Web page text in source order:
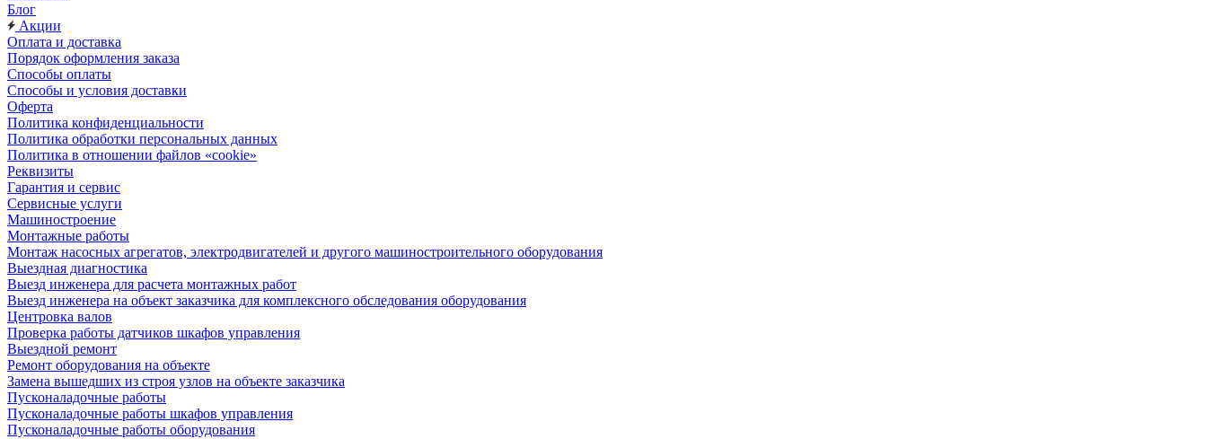
Блог
Акции
Оплата и доставка
Порядок оформления заказа
Способы оплаты
Способы и условия доставки
Оферта
Политика конфиденциальности
Политика обработки персональных данных
Политика в отношении файлов «cookie»
Реквизиты
Гарантия и сервис
Сервисные услуги
Машиностроение
Монтажные работы
Монтаж насосных агрегатов, электродвигателей и другого машиностроительного оборудования
Выездная диагностика
Выезд инженера для расчета монтажных работ
Выезд инженера на объект заказчика для комплексного обследования оборудования
Центровка валов
Проверка работы датчиков шкафов управления
Выездной ремонт
Ремонт оборудования на объекте
Замена вышедших из строя узлов на объекте заказчика
Пусконаладочные работы
Пусконаладочные работы шкафов управления
Пусконаладочные работы оборудования